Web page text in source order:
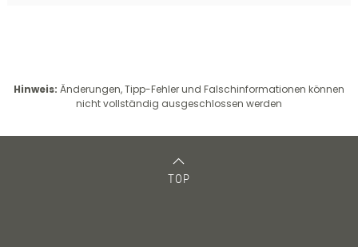
Hinweis: Änderungen, Tipp-Fehler und Falschinformationen können
nicht vollständig ausgeschlossen werden
TOP